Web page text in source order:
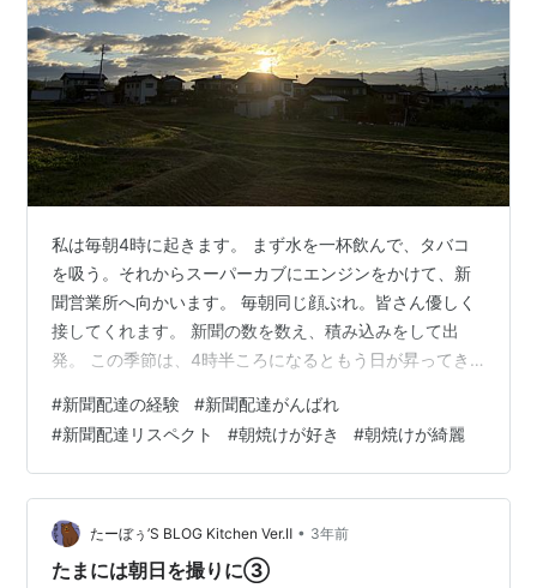
私は毎朝4時に起きます。 まず水を一杯飲んで、タバコ
を吸う。それからスーパーカブにエンジンをかけて、新
聞営業所へ向かいます。 毎朝同じ顔ぶれ。皆さん優しく
接してくれます。 新聞の数を数え、積み込みをして出
発。 この季節は、4時半ころになるともう日が昇ってき
しい。 他に誰もいない、まるで自分だけのために用意さ
れたような景色です。 気温も暑すぎず、寒すぎず、ちょ
うどいい。 最初は「効率よくやろう」と考えていまし
た。 でも最近は違います。 ただマイペースに、淡々と。
なぜだか最近、四国八十八カ所に興味があります。 お遍
路は、何も考えず淡々と歩くのが…
#新聞配達の経験 #新聞配達がんばれ
#新聞配達リスペクト #朝焼けが好き #朝焼けが綺麗
たーぼぅ’S BLOG Kitchen Ver.Ⅱ • 3年前
たまには朝日を撮りに③